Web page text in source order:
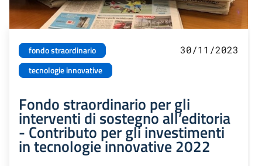
fondo straordinario
tecnologie innovative
30/11/2023
Fondo straordinario per gli
interventi di sostegno all’editoria
- Contributo per gli investimenti
in tecnologie innovative 2022